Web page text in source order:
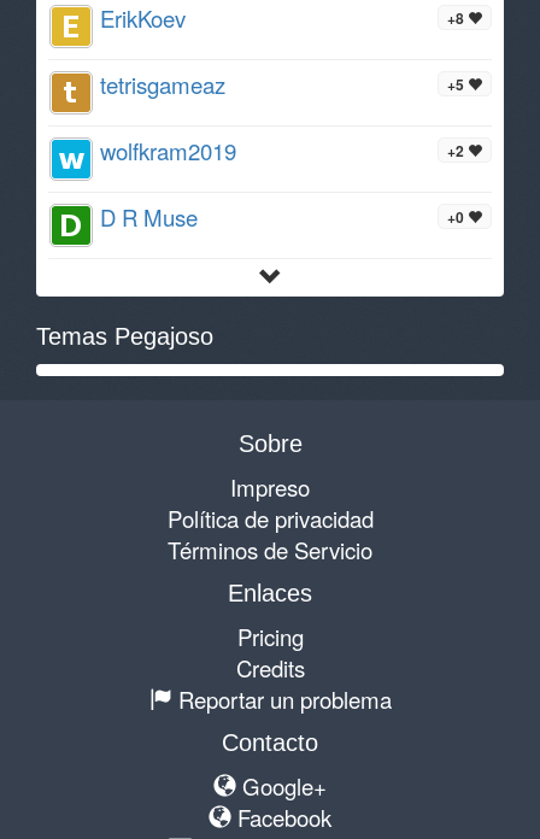
+8
ErikKoev
+5
tetrisgameaz
+2
wolfkram2019
+0
D R Muse
Temas Pegajoso
Sobre
Impreso
Política de privacidad
Términos de Servicio
Enlaces
Pricing
Credits
Reportar un problema
Contacto
Google+
Facebook